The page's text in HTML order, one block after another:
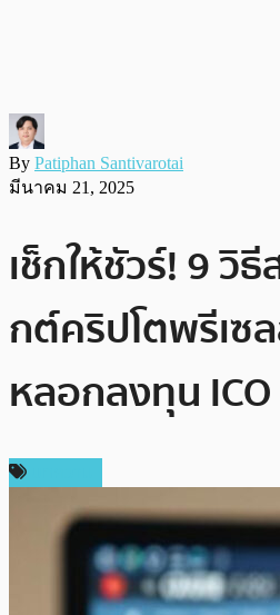
By Patiphan Santivarotai
มีนาคม 21, 2025
เช็กให้ชัวร์! 9 วิธี
กต์คริปโตพรีเซ
หลอกลงทุน ICO